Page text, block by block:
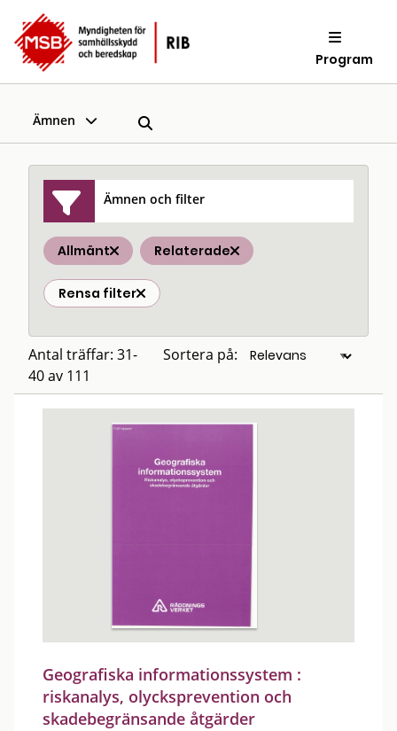
Program
Ämnen
Ämnen och filter
Allmänt Relaterade
Rensa filter
Antal träffar: 31-
40 av 111
Sortera på:
Geografiska informationssystem :
riskanalys, olycksprevention och
skadebegränsande åtgärder